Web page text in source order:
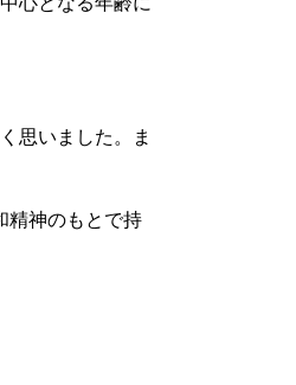
思いました。ま
精神のもとで持